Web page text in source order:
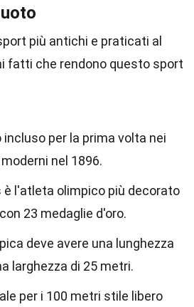
più antichi e praticati al
fatti che rendono questo sport
per la prima volta nei
nel 1896.
è l'atleta olimpico più decorato
23 medaglie d'oro.
deve avere una lunghezza
larghezza di 25 metri.
per i 100 metri stile libero